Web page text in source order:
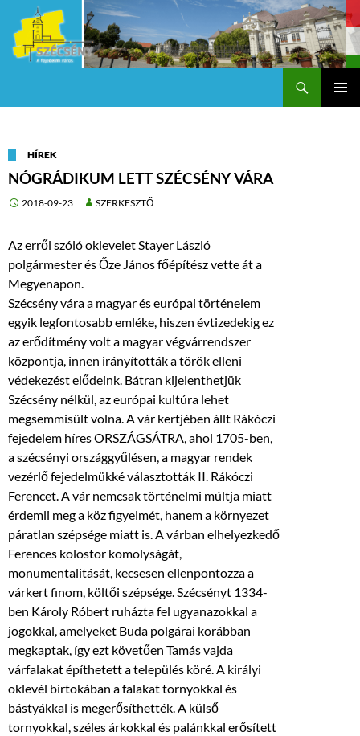
HÍREK
NÓGRÁDIKUM LETT SZÉCSÉNY VÁRA
2018-09-23 SZERKESZTŐ
Az erről szóló oklevelet Stayer László
polgármester és Őze János főépítész vette át a
Megyenapon.
Szécsény vára a magyar és európai történelem
egyik legfontosabb emléke, hiszen évtizedekig ez
az erődítmény volt a magyar végvárrendszer
központja, innen irányították a török elleni
védekezést elődeink. Bátran kijelenthetjük
Szécsény nélkül, az európai kultúra lehet
megsemmisült volna. A vár kertjében állt Rákóczi
fejedelem híres ORSZÁGSÁTRA, ahol 1705-ben,
a szécsényi országgyűlésen, a magyar rendek
vezérlő fejedelmükké választották II. Rákóczi
Ferencet. A vár nemcsak történelmi múltja miatt
érdemli meg a köz figyelmét, hanem a környezet
páratlan szépsége miatt is. A várban elhelyezkedő
Ferences kolostor komolyságát,
monumentalitását, kecsesen ellenpontozza a
várkert finom, költői szépsége. Szécsényt 1334-
ben Károly Róbert ruházta fel ugyanazokkal a
jogokkal, amelyeket Buda polgárai korábban
megkaptak, így ezt követően Tamás vajda
várfalakat építhetett a település köré. A királyi
oklevél birtokában a falakat tornyokkal és
bástyákkal is megerősíthették. A külső
tornyokkal, széles árkokkal és palánkkal erősített